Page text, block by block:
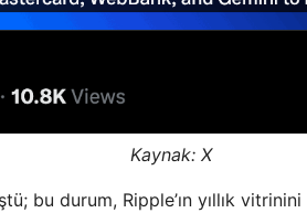
Kaynak: X
bu durum, Ripple’ın yıllık